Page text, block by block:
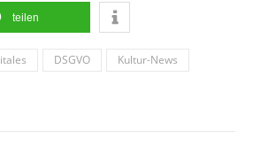
teilen
DSGVO
Kultur-News